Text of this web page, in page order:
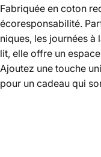
Fabriquée en coton
écoresponsabilité.
niques, les journées
lit, elle offre un
Ajoutez une touche
pour un cadeau qui